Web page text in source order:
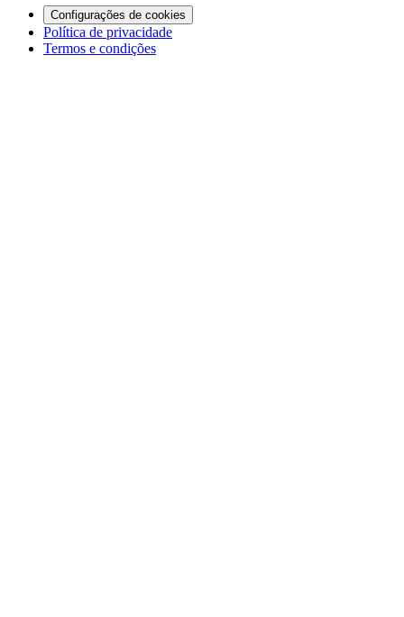
Configurações de cookies
Política de privacidade
Termos e condições